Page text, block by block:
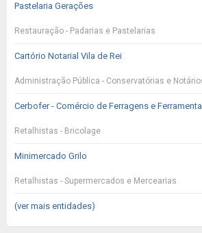
Pastelaria Gerações
Restauração - Padarias e Pastelarias
Cartório Notarial Vila de Rei
Administração Pública - Conservatórias e
Cerbofer - Comércio de Ferragens e
Retalhistas - Bricolage
Minimercado Grilo
Retalhistas - Supermercados e Mercearias
(ver mais entidades)